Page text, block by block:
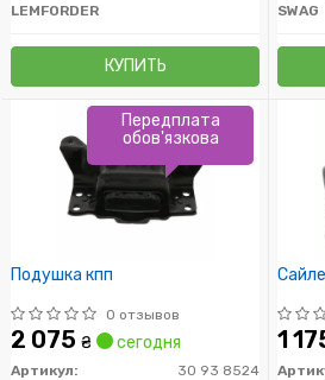
LEMFORDER
КУПИТЬ
SWAG
Подушкa кпп
0 отзывов
2 075 ₴ сегодня
Артикул:
30 93 8524
Передплата
обов'язкова
1